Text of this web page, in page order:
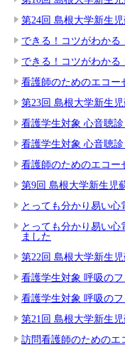
第24回 島根大学新生
できる！コツがわか
できる！コツがわか
看護師のためのエコ
第23回 島根大学新生
看護学生対象 心音聴
看護学生対象 心音聴
看護師のためのエコ
第9回 島根大学新生児
とっても分かり易い
とっても分かり易い
ました
第22回 島根大学新生
看護学生対象 呼吸の
看護学生対象 呼吸の
第21回 島根大学新生
訪問看護師のためのエ